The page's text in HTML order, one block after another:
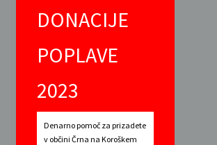
DONACIJE
POPLAVE
2023
Denarno pomoč za prizadete
v občini Črna na Koroškem